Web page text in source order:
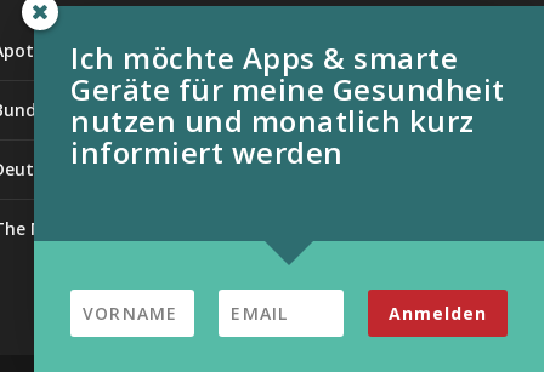
Umschau
der Organtransplantierten e.V.
Stiftung für chronisch Kranke
Medical Futurist
Ich möchte Apps & smarte
Geräte für meine Gesundheit
nutzen und monatlich kurz
informiert werden
Anmelden